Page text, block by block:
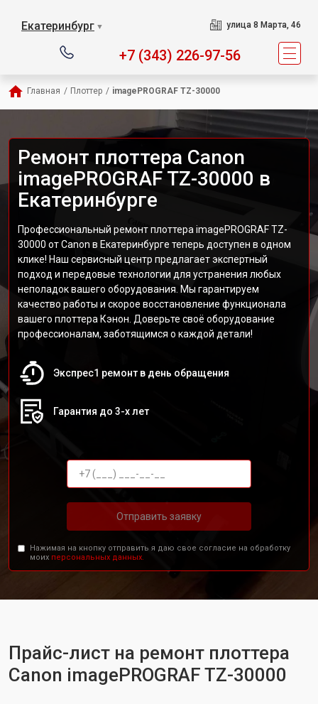
Екатеринбург ▼ улица 8 Марта, 46
+7 (343) 226-97-56
Главная / Плоттер / imagePROGRAF TZ-30000
Ремонт плоттера Canon
imagePROGRAF TZ-30000 в
Екатеринбурге
Профессиональный ремонт плоттера imagePROGRAF TZ-
30000 от Canon в Екатеринбурге теперь доступен в одном
клике! Наш сервисный центр предлагает экспертный
подход и передовые технологии для устранения любых
неполадок вашего оборудования. Мы гарантируем
качество работы и скорое восстановление функционала
вашего плоттера Кэнон. Доверьте своё оборудование
профессионалам, заботящимся о каждой детали!
Экспрес1 ремонт в день обращения
Гарантия до 3-х лет
Отправить заявку
Нажимая на кнопку отправить я даю свое согласие на обработку
моих персональных данных.
Прайс-лист на ремонт плоттера
Canon imagePROGRAF TZ-30000